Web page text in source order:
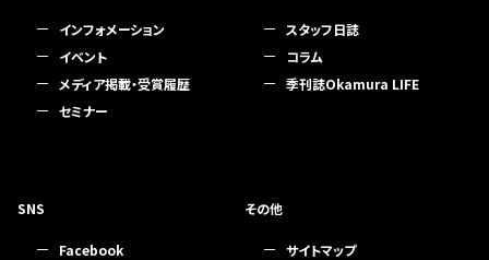
インフォメーション
イベント
メディア掲載・受賞履歴
セミナー
スタッフ日誌
コラム
季刊誌Okamura LIFE
SNS
Facebook
その他
サイトマップ